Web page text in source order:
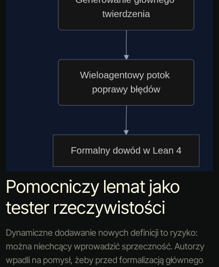
Pomocniczy lemat jako
tester rzeczywistości
Dynamiczne dodawanie nowych definicji to ryzyko:
można niechcący wprowadzić sprzeczność. Autorzy
wpadli na pomysł, żeby przed formalizacją głównego